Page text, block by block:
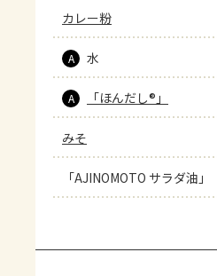
カレー粉
A 水
A 「ほんだし®」
みそ
「AJINOMOTO サラダ油」